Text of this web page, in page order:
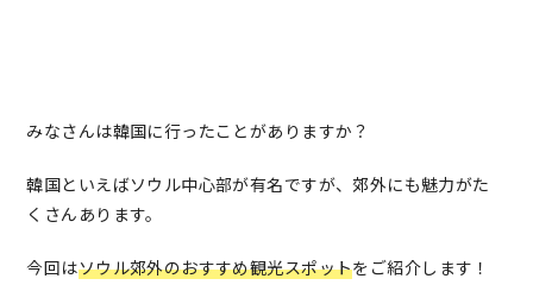
みなさんは韓国に行ったことがありますか？
韓国といえばソウル中心部が有名ですが、郊外にも魅力がた
くさんあります。
今回はソウル郊外のおすすめ観光スポットをご紹介します！